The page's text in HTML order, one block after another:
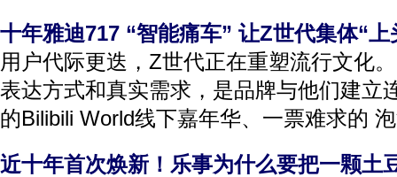
十年雅迪717 “智能痛车” 让Z世代集体“上
用户代际更迭，Z世代正在重塑流行文化
表达方式和真实需求，是品牌与他们建立
的Bilibili World线下嘉年华、一票难求的
近十年首次焕新！乐事为什么要把一颗土